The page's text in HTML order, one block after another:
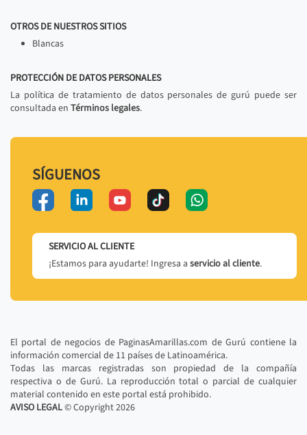
OTROS DE NUESTROS SITIOS
Blancas
PROTECCIÓN DE DATOS PERSONALES
La política de tratamiento de datos personales de gurú puede ser
consultada en Términos legales.
SÍGUENOS
SERVICIO AL CLIENTE
¡Estamos para ayudarte! Ingresa a servicio al cliente.
El portal de negocios de PaginasAmarillas.com de Gurú contiene la
información comercial de 11 países de Latinoamérica.
Todas las marcas registradas son propiedad de la compañía
respectiva o de Gurú. La reproducción total o parcial de cualquier
material contenido en este portal está prohibido.
AVISO LEGAL© Copyright2026